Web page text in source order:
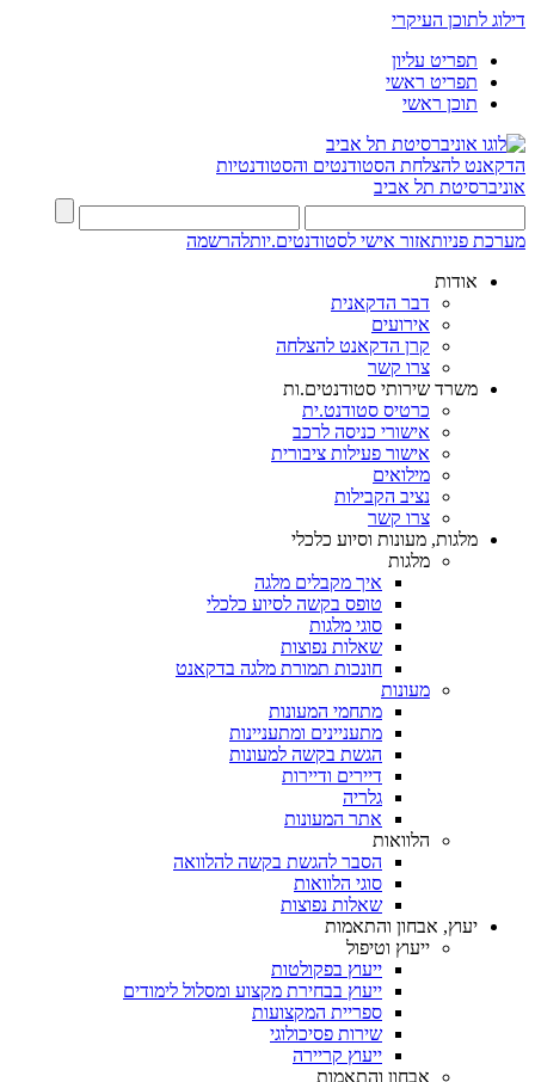
דילוג לתוכן העיקרי
תפריט עליון
תפריט ראשי
תוכן ראשי
הדקאנט להצלחת הסטודנטים והסטודנטיות
אוניברסיטת תל אביב
מערכת פניותאזור אישי לסטודנטים.יותלהרשמה
אודות
דבר הדקאנית
אירועים
קרן הדקאנט להצלחה
צרו קשר
משרד שירותי סטודנטים.ות
כרטיס סטודנט.ית
אישורי כניסה לרכב
אישור פעילות ציבורית
מילואים
נציב הקבילות
צרו קשר
מלגות, מעונות וסיוע כלכלי
מלגות
איך מקבלים מלגה
טופס בקשה לסיוע כלכלי
סוגי מלגות
שאלות נפוצות
חונכות תמורת מלגה בדקאנט
מעונות
מתחמי המעונות
מתעניינים ומתעניינות
הגשת בקשה למעונות
דיירים ודיירות
גלריה
אתר המעונות
הלוואות
הסבר להגשת בקשה להלוואה
סוגי הלוואות
שאלות נפוצות
יעוץ, אבחון והתאמות
ייעוץ וטיפול
ייעוץ בפקולטות
ייעוץ בבחירת מקצוע ומסלול לימודים
ספריית המקצועות
שירות פסיכולוגי
ייעוץ קריירה
אבחון והתאמות